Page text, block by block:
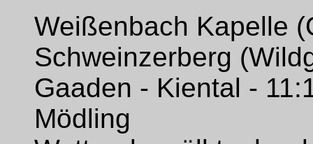
Weißenbach Kapelle
Schweinzerberg
Gaaden - Kiental -
Mödling